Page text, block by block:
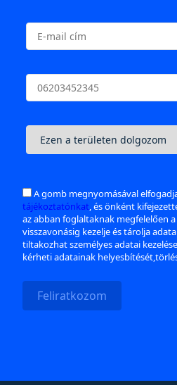
A gomb megnyomásával
tájékoztatónkat, és önként
az abban foglaltaknak megfelelően
visszavonásig kezelje és tárolja
tiltakozhat személyes adatai
kérheti adatainak
Feliratkozom